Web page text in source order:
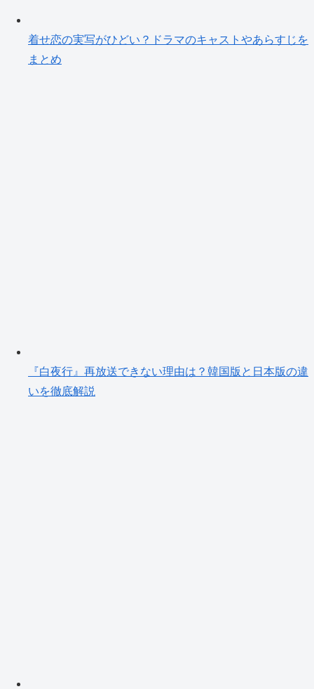
着せ恋の実写がひどい？ドラマのキャストやあらすじを
まとめ
『白夜行』再放送できない理由は？韓国版と日本版の違
いを徹底解説